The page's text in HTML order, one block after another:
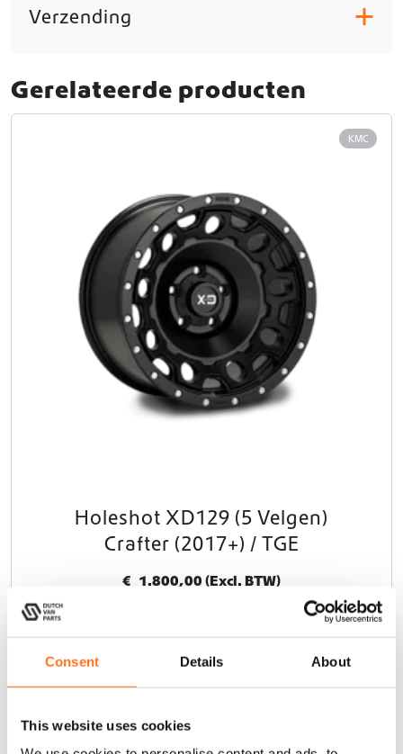
Consent Details About
This website uses cookies
Verzending +
Gerelateerde producten
KMC
Holeshot XD129 (5 Velgen)
Crafter (2017+) / TGE
€ 1.800,00 (Excl. BTW)